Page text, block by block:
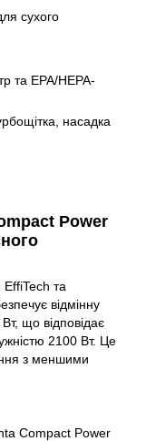
сухого
та EPA/HEPA-
насадка
Power
та
відмінну
що відповідає
2100 Вт. Це
з меншими
Compact Power